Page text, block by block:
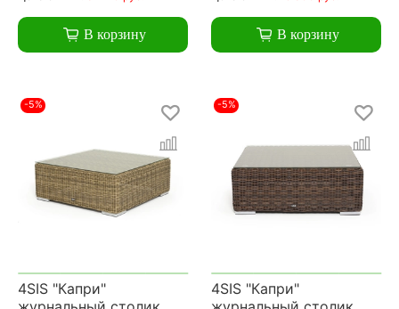
В корзину В корзину
-5%
4SIS "Капри"
-5%
4SIS "Капри"